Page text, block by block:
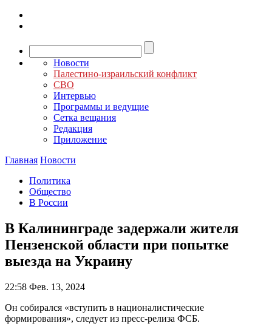
Новости
Палестино-израильский конфликт
СВО
Интервью
Программы и ведущие
Сетка вещания
Редакция
Приложение
Главная Новости
Политика
Общество
В России
В Калининграде задержали жителя
Пензенской области при попытке
выезда на Украину
22:58 Фев. 13, 2024
Он собирался «вступить в националистические
формирования», следует из пресс-релиза ФСБ.